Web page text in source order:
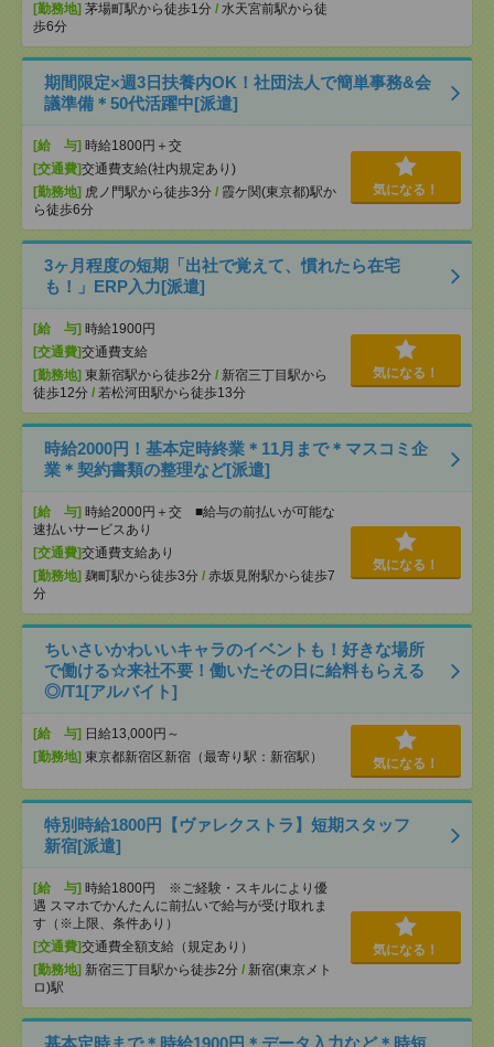
[勤務地] 茅場町駅から徒歩1分 / 水天宮前駅から徒
歩6分
期間限定×週3日扶養内OK！社団法人で簡単事務&会
議準備＊50代活躍中[派遣]
[給 与] 時給1800円＋交
[交通費]交通費支給(社内規定あり)
[勤務地] 虎ノ門駅から徒歩3分 / 霞ケ関(東京都)駅か
ら徒歩6分
気になる！
3ヶ月程度の短期「出社で覚えて、慣れたら在宅
も！」ERP入力[派遣]
[給 与] 時給1900円
[交通費]交通費支給
[勤務地] 東新宿駅から徒歩2分 / 新宿三丁目駅から
徒歩12分 / 若松河田駅から徒歩13分
気になる！
時給2000円！基本定時終業＊11月まで＊マスコミ企
業＊契約書類の整理など[派遣]
[給 与] 時給2000円＋交 ■給与の前払いが可能な
速払いサービスあり
[交通費]交通費支給あり
[勤務地] 麹町駅から徒歩3分 / 赤坂見附駅から徒歩7
分
気になる！
ちいさいかわいいキャラのイベントも！好きな場所
で働ける☆来社不要！働いたその日に給料もらえる
◎/T1[アルバイト]
[給 与] 日給13,000円～
[勤務地] 東京都新宿区新宿（最寄り駅：新宿駅） 気になる！
特別時給1800円【ヴァレクストラ】短期スタッフ
新宿[派遣]
[給 与] 時給1800円 ※ご経験・スキルにより優
遇 スマホでかんたんに前払いで給与が受け取れま
す（※上限、条件あり）
[交通費]交通費全額支給（規定あり）
[勤務地] 新宿三丁目駅から徒歩2分 / 新宿(東京メト
ロ)駅
気になる！
基本定時まで＊時給1900円＊データ入力など＊時短